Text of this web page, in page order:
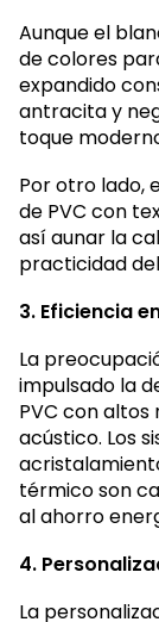
Aunque el
de colores
expandido
antracita y
toque
Por otro lado,
de PVC con
así aunar la
practicidad del
3. Eficiencia
La
impulsado la
PVC con
acústico. Los
térmico son
al ahorro
4.
La